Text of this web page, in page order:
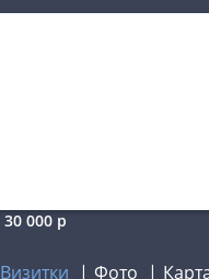
30 000р
Визитки Фото